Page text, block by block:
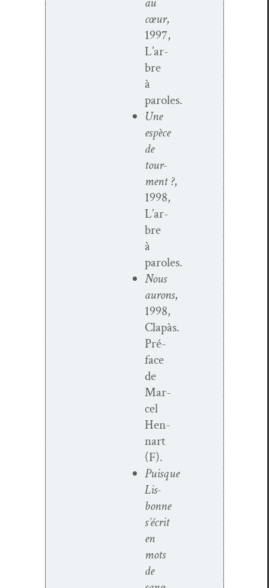
cœur,
1997,
L’ar­
bre
à
paroles.
Une
espèce
de
tour­
ment ?,
1998,
L’ar­
bre
à
paroles.
Nous
aurons,
1998,
Clapàs.
Pré­
face
de
Mar­
cel
Hen­
nart
(F).
Puisque
Lis­
bonne
s’écrit
en
mots
de